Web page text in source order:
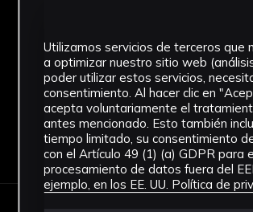
España
Descargar Ficha
Utilizamos servicios de terceros que
a optimizar nuestro sitio web
poder utilizar estos servicios,
consentimiento. Al hacer clic en
acepta voluntariamente el
antes mencionado. Esto también
tiempo limitado, su consentimiento
con el Artículo 49 (1) (a) GDPR para
procesamiento de datos fuera del
ejemplo, en los EE. UU. Política de